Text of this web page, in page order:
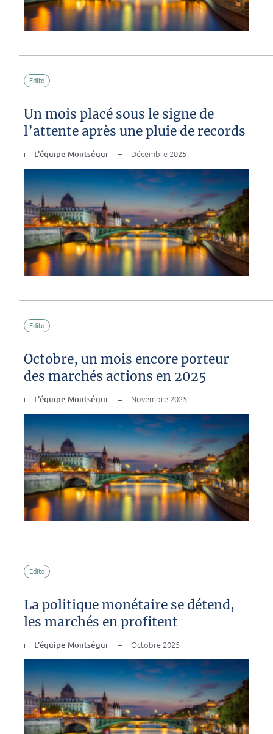
Edito
Un mois placé sous le signe de
l’attente après une pluie de records
L'équipe Montségur Décembre 2025
Edito
Octobre, un mois encore porteur
des marchés actions en 2025
L'équipe Montségur Novembre 2025
Edito
La politique monétaire se détend,
les marchés en profitent
L'équipe Montségur Octobre 2025